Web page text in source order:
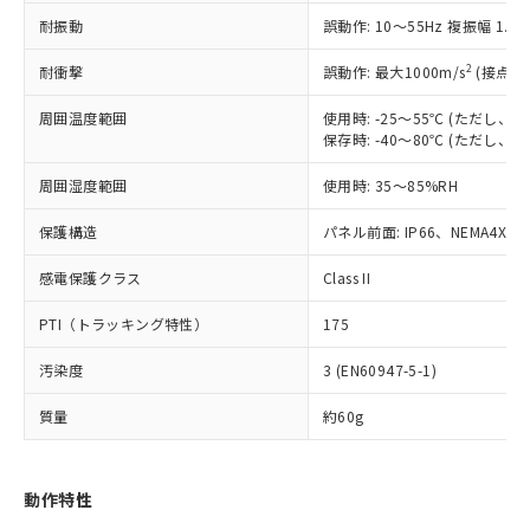
耐振動 誤動作: 10～55Hz 複振幅
耐衝撃 誤動作: 最大1000m/s2 (接点
周囲温度範囲
使用時: -25～55℃ (ただし、氷
保存時: -40～80℃ (ただし、氷
周囲湿度範囲 使用時: 35～85%RH
保護構造 パネル前面: IP66、NEMA4X,
感電保護クラス Class II
PTI（トラッキング特性） 175
汚染度 3 (EN60947-5-1)
質量 約60g
動作特性
記載している更新日時点での社内デー
タに基づき作成されるものであり、閲
覧された時点での実際の在庫および標
準価格とは異なる場合があることをご
正式な納期状況および標準価格はお客
様のお取引先、またはお客様担当のオ
ムロン制御機器販売店・当社販売員に
オムロン制御機器販売店や当社販売拠
販売ネットワーク
」をご確認
ください。
在庫状況および標準価格結果を当社の
事前の承諾なく第三者に漏洩または開
示しないようお願いします。
マイパーツ機能（部品リスト作成サー
ビス）をご利用いただくには、I-Web
メンバーズにご登録されている必要が
鉛(Pb) 1000ppm以下、 水銀(Hg) 1000ppm以下、 カド
六価クロム(Cr(Ⅵ)) 1000ppm以下、ポリ臭化ビフェニル
類(PBB) 1000ppm以下、ポリ臭化ジフェニルエーテル類
(PBDE) 1000ppm以下、フタル酸ビス(2-エチルヘキシ
ル) (DEHP)(別名：DOP) 1000ppm以下、フタル酸ブチ
ルベンジル（BBP） 1000ppm以下、フタル酸ジブチル
（DBP） 1000ppm以下、フタル酸ジイソブチル
(DIBP) 1000ppm以下
但し、RoHS指令で産業用監視および制御機器に対する
適用除外項目は除く。
フタル酸エステル類の４物質については閾値を超える意
図的な使用がないことを確認しています。
※2 対応予定月
部品在庫の切り替え状況などにより、予定
月が前後することがあります。
*中国RoHS10物質の基準値 (GB/T26572)：
Pb(鉛) :1000ppm、 Hg(水銀) : 1000ppm、 Cd(カドミウ
Cr(Ⅵ)(六価クロム) : 1000ppm、 PBBs(ポリ臭化ビフェ
ニル類) : 1000ppm、 PBDEs(ポリ臭化ジフェニルエーテ
ル) : 1000ppm、
DEHP(フタル酸ビス(2-エチルヘキシル)) : 1000ppm
※2 環境保護使用期限
「ｅ」：有害物質（10物質）のすべてが基
準値以下であることを示します。
「10」：通常の使用状況下において有害物
質が外部に漏えいし、環境に深刻な影響を
及ぼさない年数を意味します。
（以下｢規制貨物等」という）を輸出
または国外への提供する場合は、日本
国政府の輸出許可(または役務取引許
可)を取得するなどの必要な手続きを
当社は規制貨物を破棄する場合は、完
全に破砕するなど、違法に輸出されな
いよう必要な手段を講じます。
当社は貴社製品を、核兵器、ミサイ
ル、化学兵器、生物兵器またはその他
武器並びにこれらの製造装置等に一切
使用いたしません。
当社は、貴社製品を第三者に販売する
場合は、上記1、2および3の内容を当
該第三者に通知します。また当社は、
販売先および販売に係わる関係者が違
法に輸出するおそれがある場合は、取
り引きをいたしません。
○ 一定数以上の在庫あり
△ 一定数には満たないが在庫あり
在庫なし(最新の在庫状況につ
いては、お客様のお取引先、ま
たはお客様担当のオムロン制御
機器販売店・当社販売員にご確
認ください)
受注生産機種、また在庫状況の
情報を公開していない機種